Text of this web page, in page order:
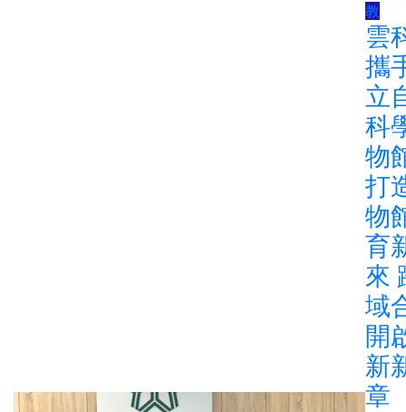
教
雲
攜
立
科
物
打
物
育
來
域
開
新
章